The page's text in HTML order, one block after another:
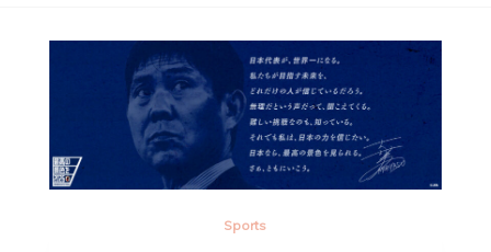
Sports